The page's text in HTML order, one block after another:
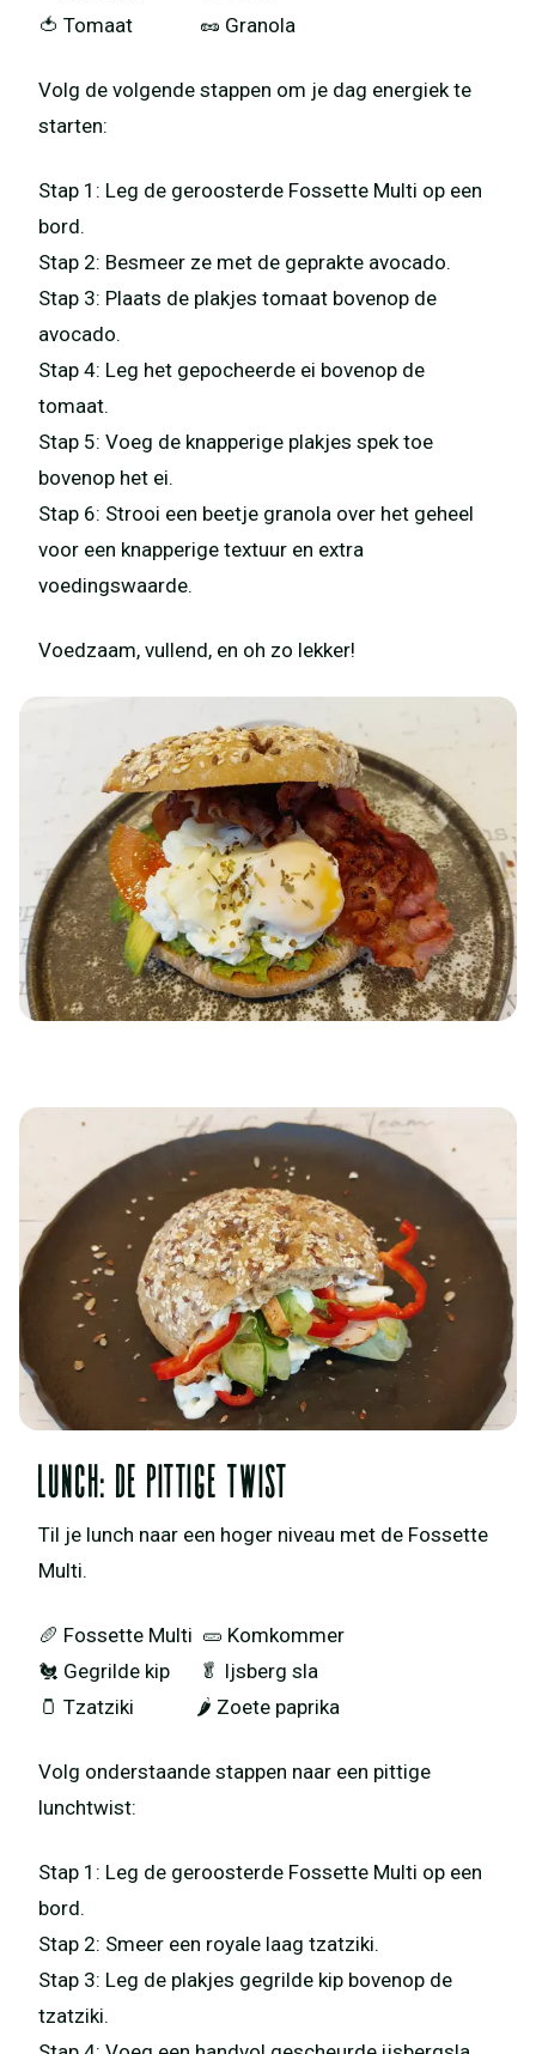
🍅 Tomaat 🥜 Granola
Volg de volgende stappen om je dag energiek te
starten:
Stap 1: Leg de geroosterde Fossette Multi op een
bord.
Stap 2: Besmeer ze met de geprakte avocado.
Stap 3: Plaats de plakjes tomaat bovenop de
avocado.
Stap 4: Leg het gepocheerde ei bovenop de
tomaat.
Stap 5: Voeg de knapperige plakjes spek toe
bovenop het ei.
Stap 6: Strooi een beetje granola over het geheel
voor een knapperige textuur en extra
voedingswaarde.
Voedzaam, vullend, en oh zo lekker!
Lunch: De pittige twist
Til je lunch naar een hoger niveau met de Fossette
Multi.
🥖 Fossette Multi 🥒 Komkommer
🐔 Gegrilde kip 🥬 Ijsberg sla
🫙 Tzatziki 🌶️ Zoete paprika
Volg onderstaande stappen naar een pittige
lunchtwist:
Stap 1: Leg de geroosterde Fossette Multi op een
bord.
Stap 2: Smeer een royale laag tzatziki.
Stap 3: Leg de plakjes gegrilde kip bovenop de
tzatziki.